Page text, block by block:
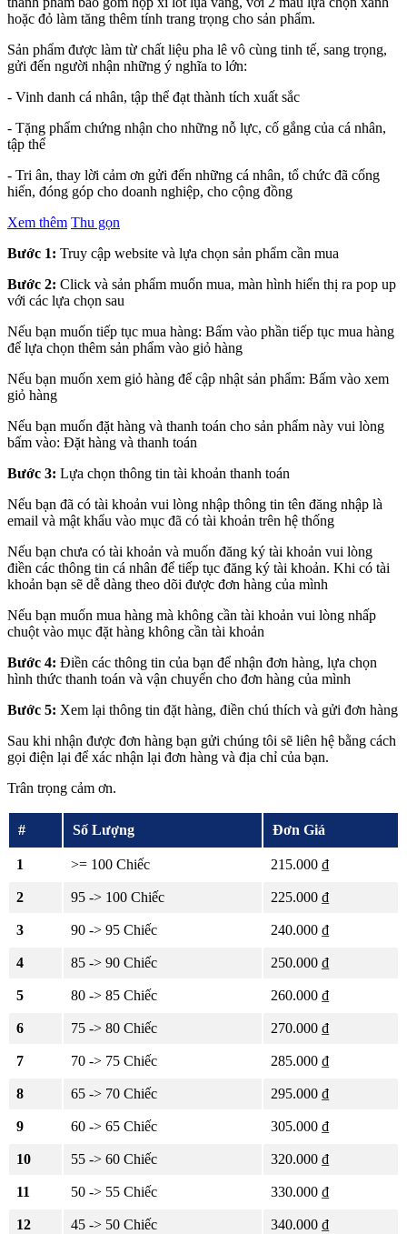
hoặc đỏ làm tăng thêm tính trang trọng cho sản phẩm.
Sản phẩm được làm từ chất liệu pha lê vô cùng tinh tế, sang trọng,
gửi đến người nhận những ý nghĩa to lớn:
- Vinh danh cá nhân, tập thể đạt thành tích xuất sắc
- Tặng phẩm chứng nhận cho những nỗ lực, cố gắng của cá nhân,
tập thể
- Tri ân, thay lời cảm ơn gửi đến những cá nhân, tổ chức đã cống
hiến, đóng góp cho doanh nghiệp, cho cộng đồng
Xem thêm Thu gọn
Bước 1: Truy cập website và lựa chọn sản phẩm cần mua
Bước 2: Click và sản phẩm muốn mua, màn hình hiển thị ra pop up
với các lựa chọn sau
Nếu bạn muốn tiếp tục mua hàng: Bấm vào phần tiếp tục mua hàng
để lựa chọn thêm sản phẩm vào giỏ hàng
Nếu bạn muốn xem giỏ hàng để cập nhật sản phẩm: Bấm vào xem
giỏ hàng
Nếu bạn muốn đặt hàng và thanh toán cho sản phẩm này vui lòng
bấm vào: Đặt hàng và thanh toán
Bước 3: Lựa chọn thông tin tài khoản thanh toán
Nếu bạn đã có tài khoản vui lòng nhập thông tin tên đăng nhập là
email và mật khẩu vào mục đã có tài khoản trên hệ thống
Nếu bạn chưa có tài khoản và muốn đăng ký tài khoản vui lòng
điền các thông tin cá nhân để tiếp tục đăng ký tài khoản. Khi có tài
khoản bạn sẽ dễ dàng theo dõi được đơn hàng của mình
Nếu bạn muốn mua hàng mà không cần tài khoản vui lòng nhấp
chuột vào mục đặt hàng không cần tài khoản
Bước 4: Điền các thông tin của bạn để nhận đơn hàng, lựa chọn
hình thức thanh toán và vận chuyển cho đơn hàng của mình
Bước 5: Xem lại thông tin đặt hàng, điền chú thích và gửi đơn hàng
Sau khi nhận được đơn hàng bạn gửi chúng tôi sẽ liên hệ bằng cách
gọi điện lại để xác nhận lại đơn hàng và địa chỉ của bạn.
Trân trọng cảm ơn.
# Số Lượng Đơn Giá
1 >= 100 Chiếc 215.000 ₫
2 95 -> 100 Chiếc 225.000 ₫
3 90 -> 95 Chiếc 240.000 ₫
4 85 -> 90 Chiếc 250.000 ₫
5 80 -> 85 Chiếc 260.000 ₫
6 75 -> 80 Chiếc 270.000 ₫
7 70 -> 75 Chiếc 285.000 ₫
8 65 -> 70 Chiếc 295.000 ₫
9 60 -> 65 Chiếc 305.000 ₫
10 55 -> 60 Chiếc 320.000 ₫
11 50 -> 55 Chiếc 330.000 ₫
12 45 -> 50 Chiếc 340.000 ₫